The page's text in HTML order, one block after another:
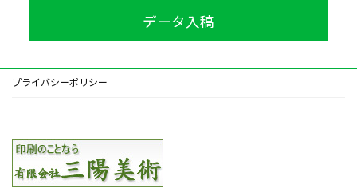
データ入稿
プライバシーポリシー